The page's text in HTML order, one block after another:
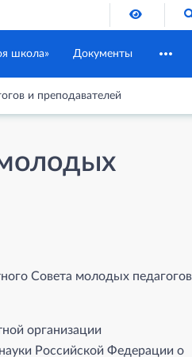
Версия
школа» Документы
и преподавателей
Совета молодых
организации
Российской Федерации о